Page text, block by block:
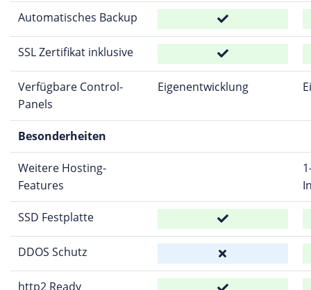
Automatisches Backup
SSL Zertifikat inklusive
Verfügbare Control-
Panels
Eigenentwicklung
Besonderheiten
Weitere Hosting-
Features
SSD Festplatte
DDOS Schutz
http2 Ready